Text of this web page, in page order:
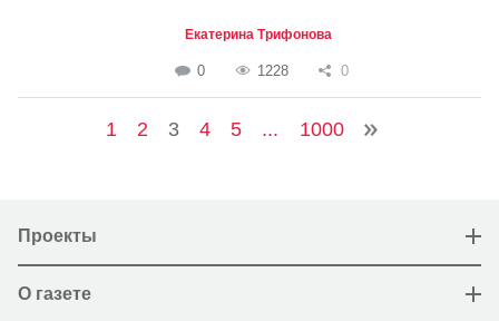
Екатерина Трифонова
0 1228 0
1 2 3 4 5 ... 1000
Проекты
О газете